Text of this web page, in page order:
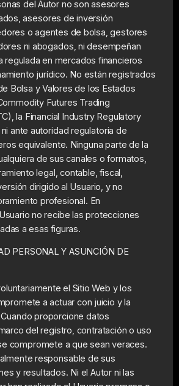
del Autor no son asesores
asesores de inversión
o agentes de bolsa, gestores
ni abogados, ni desempeñan
regulada en mercados financieros
jurídico. No están registrados
Bolsa y Valores de los Estados
Futures Trading
la Financial Industry Regulatory
ante autoridad regulatoria de
equivalente. Ninguna parte de la
de sus canales o formatos,
legal, contable, fiscal,
dirigido al Usuario, y no
profesional. En
no recibe las protecciones
a esas figuras.
PERSONAL Y ASUNCIÓN DE
el Sitio Web y los
a actuar con juicio y la
proporcione datos
del registro, contratación o uso
compromete a que sean veraces.
responsable de sus
y resultados. Ni el Autor ni las